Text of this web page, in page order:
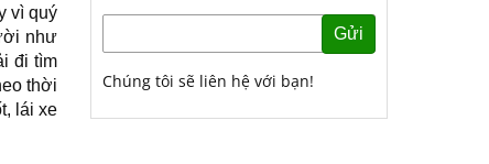
vì quý
như
đi tìm
thời
lái xe
Gửi
Chúng tôi sẽ liên hệ với bạn!